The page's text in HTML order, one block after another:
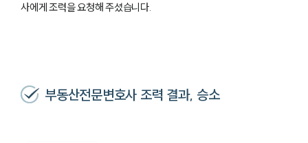
사에게 조력을 요청해 주셨습니다.
부동산전문변호사 조력 결과, 승소